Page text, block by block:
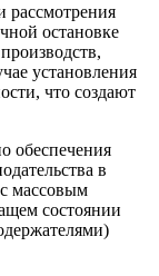
остановке
установления
что создают
обеспечения
в
массовым
состоянии